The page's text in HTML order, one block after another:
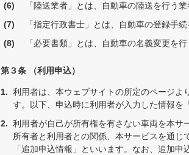
「陸送業者」とは、自動車の陸送を行う
「指定行政書士」とは、自動車の登録手
「必要書類」とは、自動車の名義変更を
第３条 （利用申込）
利用者は、本ウェブサイトの所定のページよ
す。以下、申込時に利用者が入力した情報を
利用者が自己が所有権を有さない車両を本サ
所有者と利用者との関係、本サービスを通
「追加申込情報」といいます。なお、追加